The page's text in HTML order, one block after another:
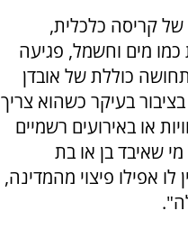
של קריסה כלכלית,
כמו מים וחשמל, פגיעה
כוללת של אובדן
בעיקר כשהוא צריך
או באירועים רשמיים
שאיבד בן או בת
אפילו פיצוי מהמדינה,